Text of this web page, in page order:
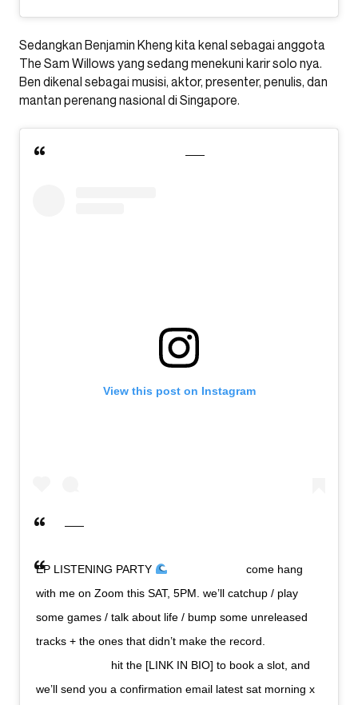
Sedangkan Benjamin Kheng kita kenal sebagai anggota
The Sam Willows yang sedang menekuni karir solo nya.
Ben dikenal sebagai musisi, aktor, presenter, penulis, dan
mantan perenang nasional di Singapore.
View this post on Instagram
EP LISTENING PARTY
⠀⠀⠀⠀⠀⠀⠀⠀⠀ come hang
with me on Zoom this SAT, 5PM. we’ll catchup / play
some games / talk about life / bump some unreleased
tracks + the ones that didn’t make the record.
⠀⠀⠀⠀⠀⠀⠀⠀⠀ hit the [LINK IN BIO] to book a slot, and
we’ll send you a confirmation email latest sat morning x